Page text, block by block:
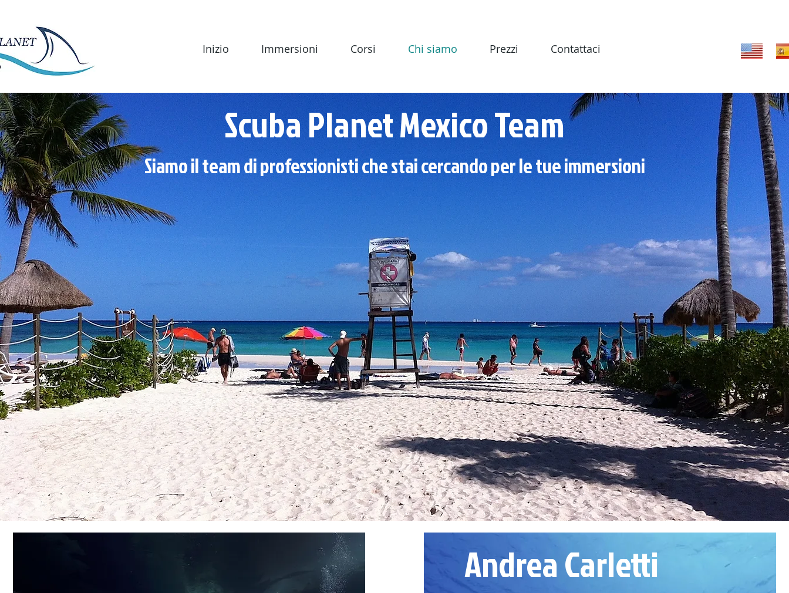
Inizio Immersioni Corsi Chi siamo Prezzi Contattaci
Scuba Planet Mexico Team
Siamo il team di professionisti che stai cercando per le tue immersioni
Andrea Carletti